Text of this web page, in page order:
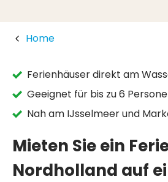
Home
Ferienhäuser direkt am
Geeignet für bis zu 6
Nah am IJsselmeer und
Mieten Sie ein
Nordholland auf